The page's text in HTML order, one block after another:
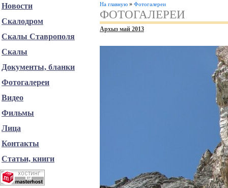
На главную » Фотогалереи
ФОТОГАЛЕРЕИ
Архыз май 2013
Новости
Скалодром
Скалы Ставрополя
Скалы
Документы, бланки
Фотогалереи
Видео
Фильмы
Лица
Контакты
Статьи, книги